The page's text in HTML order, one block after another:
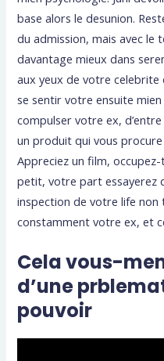
base alors le desunion.
du admission, mais avec le
davantage mieux dans
aux yeux de votre celebrite
se sentir votre ensuite
compulser votre ex,
un produit qui vous
Appreciez un film,
petit, votre part essayerez
inspection de votre life
constamment votre ex, et
Cela vous-
d’une
pouvoir